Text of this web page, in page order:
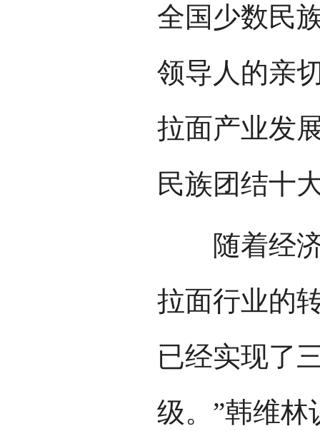
全国少数民
领导人的亲
拉面产业发
民族团结十
随着经济
拉面行业的
已经实现了
级。”韩维